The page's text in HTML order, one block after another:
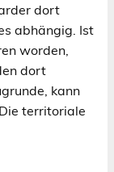
dort
abhängig. Ist
worden,
dort
kann
territoriale